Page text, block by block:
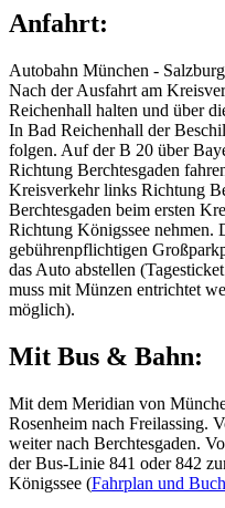
Anfahrt:
Autobahn München -
Nach der Ausfahrt am
Reichenhall halten und über
In Bad Reichenhall der
folgen. Auf der B 20 über
Richtung Berchtesgaden
Kreisverkehr links Richtung
Berchtesgaden beim ersten
Richtung Königssee nehmen.
gebührenpflichtigen
das Auto abstellen
muss mit Münzen entrichtet
möglich).
Mit Bus & Bahn:
Mit dem Meridian von
Rosenheim nach Freilassing.
weiter nach Berchtesgaden.
der Bus-Linie 841 oder 842
Königssee (Fahrplan und